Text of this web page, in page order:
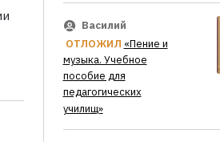
Василий
ОТЛОЖИЛ «Пение и
музыка. Учебное
пособие для
педагогических
училищ»